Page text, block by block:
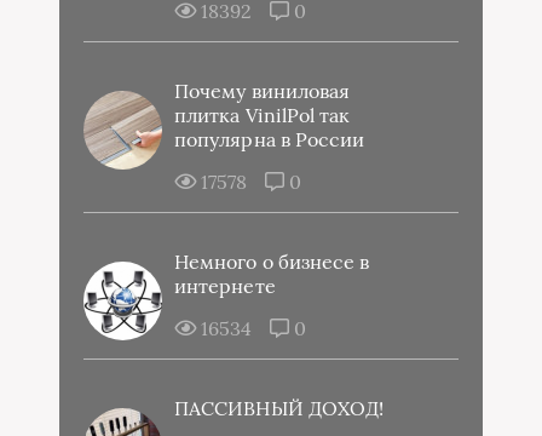
18392 0
Почему виниловая
плитка VinilPol так
популярна в России
17578
0
Немного о бизнесе в
интернете
16534
0
ПАССИВНЫЙ ДОХОД!